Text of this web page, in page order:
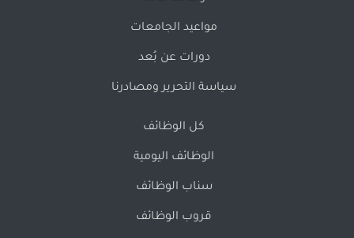
مواعيد الجامعات
دورات عن بُعد
سياسة التحرير ومصادرنا
كل الوظائف
الوظائف اليومية
سناب الوظائف
قروب الوظائف